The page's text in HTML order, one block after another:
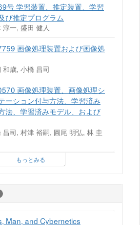
号 学習装置、推定装置、学習
び推定プログラム
一, 盛田 健人
画像処理装置および画像処
歳, 小橋 昌司
画像処理装置、画像処理シ
ーション付与方法、学習済み
法、学習済みモデル、および
昌司, 村津 裕嗣, 圓尾 明弘, 林 圭
もっとみる
Man, and Cybernetics